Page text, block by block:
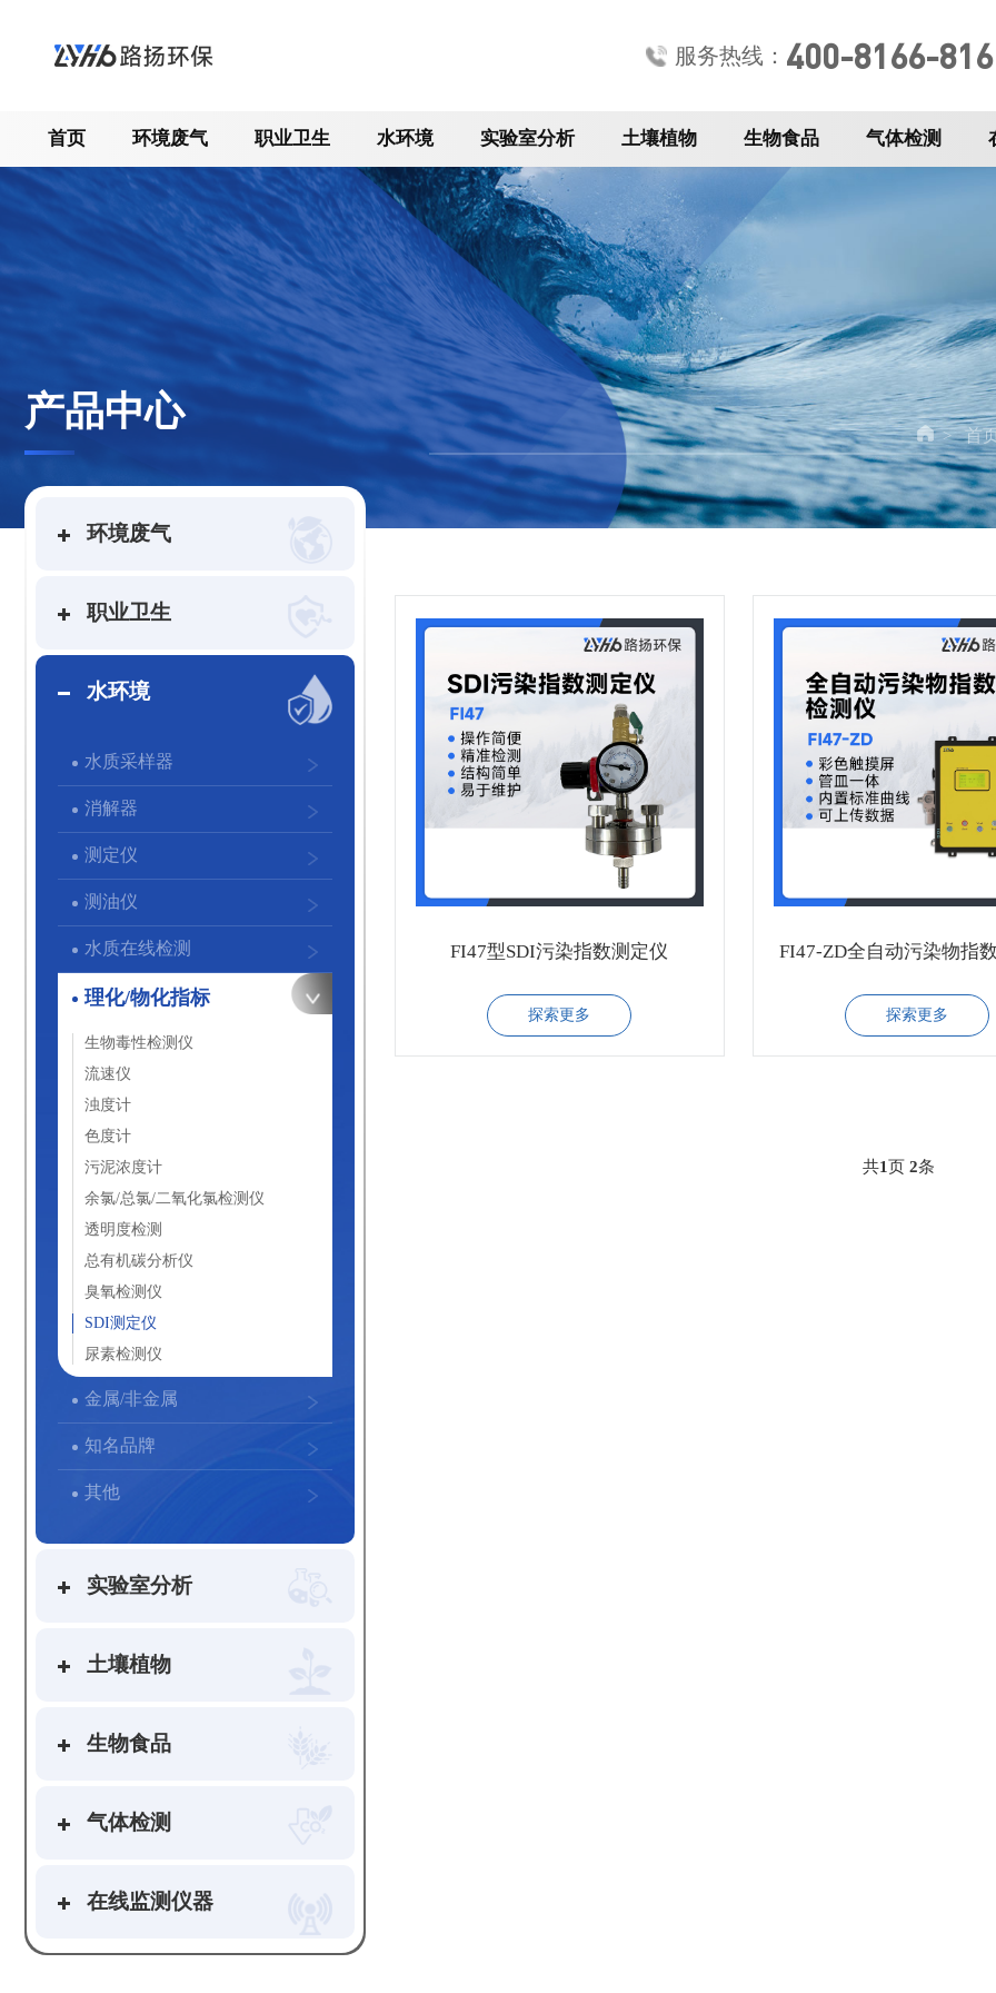
服务热线： 400-8166-816
首页 环境废气 职业卫生 水环境 实验室分析 土壤植物 生物食品 气体检测
产品中心
> 首
环境废气
职业卫生
水环境
水质采样器
消解器
测定仪
测油仪
水质在线检测
理化/物化指标
生物毒性检测仪
流速仪
浊度计
色度计
污泥浓度计
余氯/总氯/二氧化氯检测仪
透明度检测
总有机碳分析仪
臭氧检测仪
SDI测定仪
尿素检测仪
金属/非金属
知名品牌
其他
实验室分析
土壤植物
生物食品
气体检测
在线监测仪器
FI47型SDI污染指数测定仪
探索更多
FI47-ZD全自动污染物指
探索更多
共1页 2条